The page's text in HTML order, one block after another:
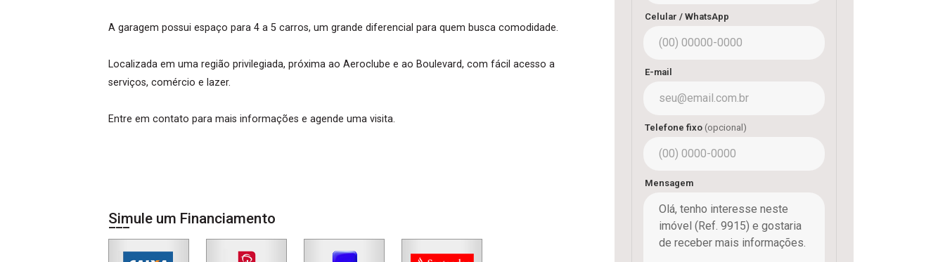
A garagem possui espaço para 4 a 5 carros, um grande diferencial para quem busca comodidade.
Localizada em uma região privilegiada, próxima ao Aeroclube e ao Boulevard, com fácil acesso a
serviços, comércio e lazer.
Entre em contato para mais informações e agende uma visita.
Simule um Financiamento
Celular / WhatsApp
E-mail
Telefone fixo (opcional)
Mensagem